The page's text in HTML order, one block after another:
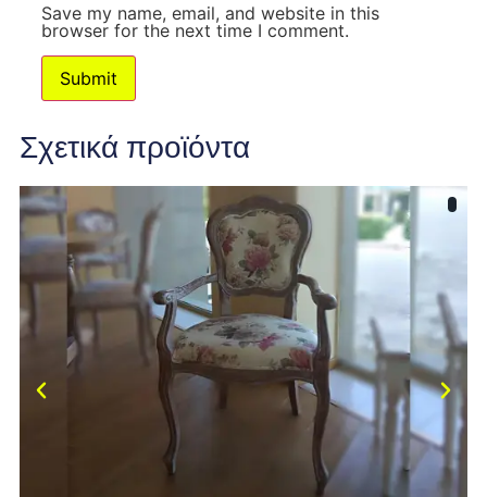
Save my name, email, and website in this
browser for the next time I comment.
Σχετικά προϊόντα